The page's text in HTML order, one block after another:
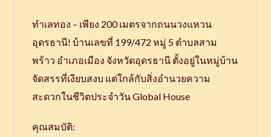
ทำเลทอง – เพียง 200 เมตรจากถนนวงแหวน
อุดรธานี! บ้านเลขที่ 199/472 หมู่ 5 ตำบลสาม
พร้าว อำเภอเมือง จังหวัดอุดรธานี ตั้งอยู่ในหมู่บ้าน
จัดสรรที่เงียบสงบ แต่ใกล้กับสิ่งอำนวยความ
สะดวกในชีวิตประจำวัน Global House
คุณสมบัติ: